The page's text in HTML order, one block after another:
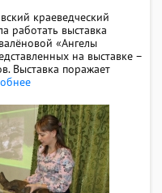
краеведческий
работать выставка
«Ангелы
на выставке –
Выставка поражает